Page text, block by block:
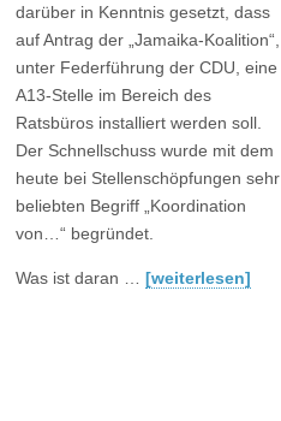
darüber in Kenntnis gesetzt, dass
auf Antrag der „Jamaika-Koalition“,
unter Federführung der CDU, eine
A13-Stelle im Bereich des
Ratsbüros installiert werden soll.
Der Schnellschuss wurde mit dem
heute bei Stellenschöpfungen sehr
beliebten Begriff „Koordination
von…“ begründet.
Was ist daran … [weiterlesen]